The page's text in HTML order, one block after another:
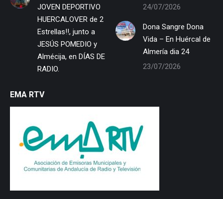
JOVEN DEPORTIVO
HUERCALOVER de 2
Estrellas!!, junto a
JESÚS POMEDIO y
Almécija, en DÍAS DE
RADIO.
24/07/2026
Dona Sangre Dona
Vida – En Huércal de
Almería dia 24
23/07/2026
EMA RTV